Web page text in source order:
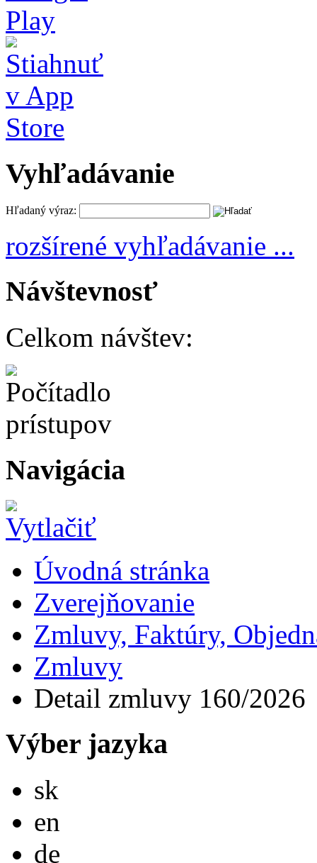
Vyhľadávanie
Hľadaný výraz:
rozšírené vyhľadávanie ...
Návštevnosť
Celkom návštev:
Navigácia
Úvodná stránka
Zverejňovanie
Zmluvy, Faktúry,
Zmluvy
Detail zmluvy 160/2026
Výber jazyka
sk
en
de